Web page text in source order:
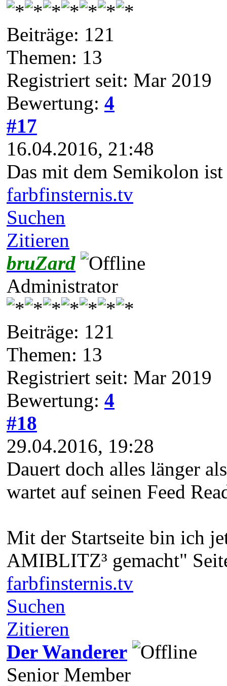
Beiträge: 121
Themen: 13
Registriert seit: Mar 2019
Bewertung: 4
#17
16.04.2016, 21:48
Das mit dem Semikolon
farbfinsternis.tv
Suchen
Zitieren
bruZard
Administrator
Beiträge: 121
Themen: 13
Registriert seit: Mar 2019
Bewertung: 4
#18
29.04.2016, 19:28
Dauert doch alles länger
wartet auf seinen Feed
Mit der Startseite bin ich
AMIBLITZ³ gemacht"
farbfinsternis.tv
Suchen
Zitieren
Der Wanderer
Senior Member